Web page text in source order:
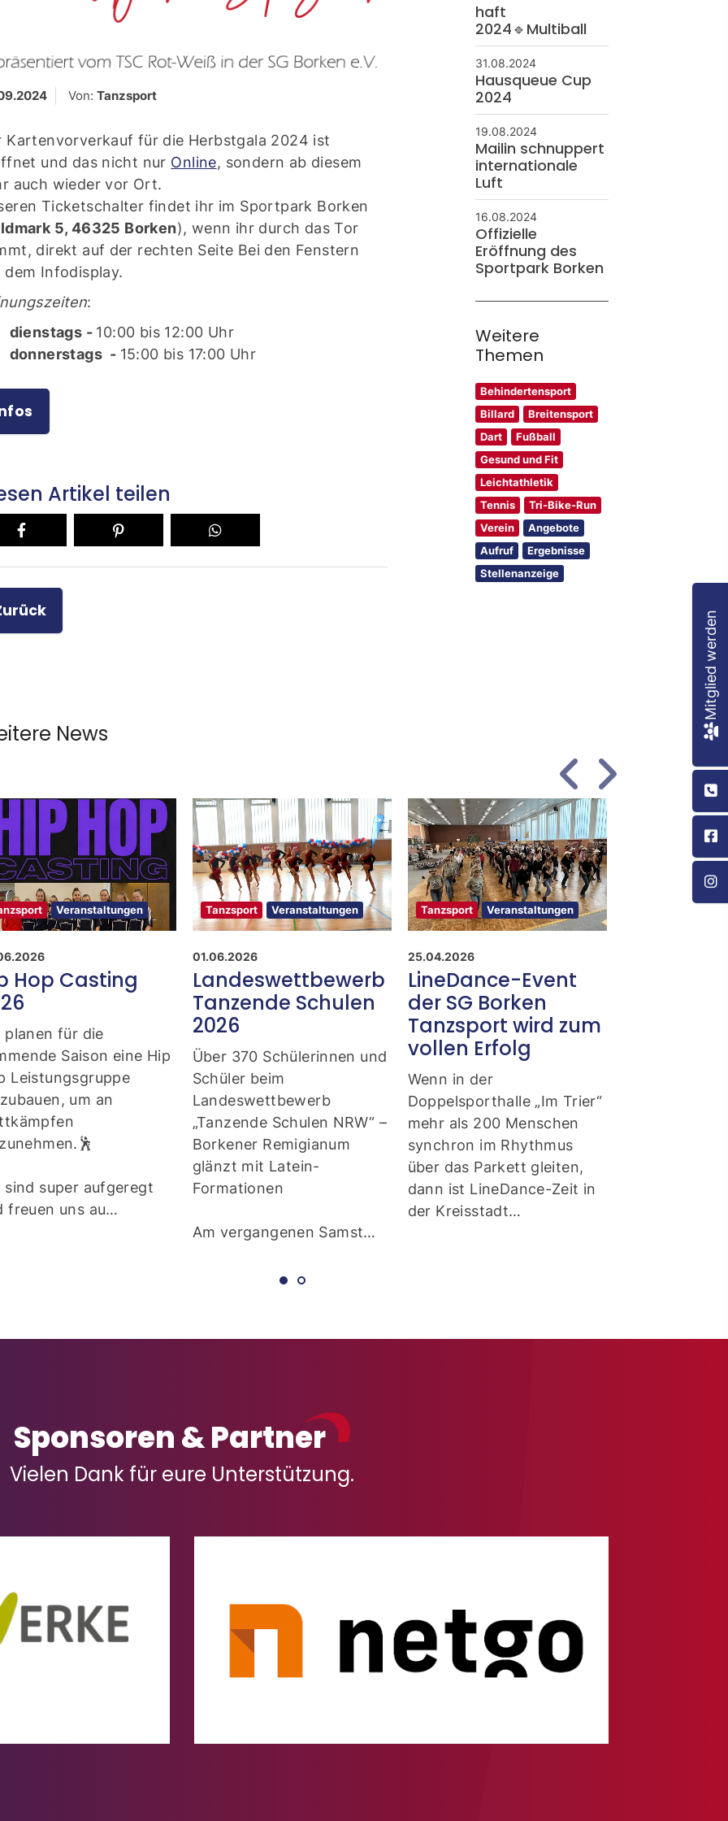
Von: Tanzsport
Kartenvorverkauf für die Herbstgala 2024 ist
und das nicht nur Online, sondern ab diesem
auch wieder vor Ort.
Ticketschalter findet ihr im Sportpark Borken
5, 46325 Borken), wenn ihr durch das Tor
direkt auf der rechten Seite Bei den Fenstern
dem Infodisplay.
:
dienstags - 10:00 bis 12:00 Uhr
donnerstags - 15:00 bis 17:00 Uhr
Artikel teilen
haft
2024🔹Multiball
31.08.2024
Hausqueue Cup
2024
19.08.2024
Mailin schnuppert
internationale
Luft
16.08.2024
Offizielle
Eröffnung des
Sportpark Borken
Weitere
Themen
Behindertensport
Billard
Breitensport
Dart
Fußball
Gesund und Fit
Leichtathletik
Tennis
Tri-Bike-Run
Verein
Angebote
Aufruf
Ergebnisse
Stellenanzeige
News
Veranstaltungen
Hop Casting
planen für die
Saison eine Hip
Leistungsgruppe
um an
sind super aufgeregt
freuen uns au…
Tanzsport Veranstaltungen
01.06.2026
Landeswettbewerb
Tanzende Schulen
2026
Über 370 Schülerinnen und
Schüler beim
Landeswettbewerb
„Tanzende Schulen NRW“ –
Borkener Remigianum
glänzt mit Latein-
Formationen
Am vergangenen Samst…
Tanzsport Veranstaltungen
25.04.2026
LineDance-Event
der SG Borken
Tanzsport wird zum
vollen Erfolg
Wenn in der
Doppelsporthalle „Im Trier“
mehr als 200 Menschen
synchron im Rhythmus
über das Parkett gleiten,
dann ist LineDance-Zeit in
der Kreisstadt…
Sponsoren & Partner
Vielen Dank für eure Unterstützung.
Mitglied werden